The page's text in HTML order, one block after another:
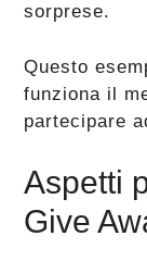
sorprese.
Questo
funziona il
partecipare
Aspetti
Give